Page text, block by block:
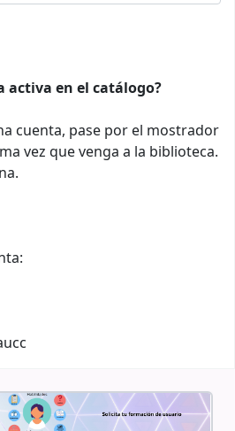
activa en el catálogo?
cuenta, pase por el mostrador
vez que venga a la biblioteca.